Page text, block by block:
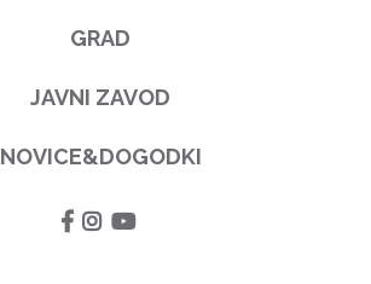
GRAD
JAVNI ZAVOD
NOVICE&DOGODKI